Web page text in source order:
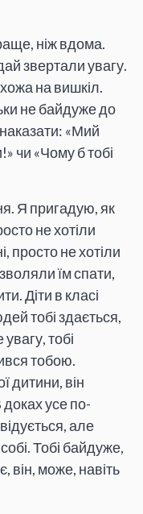
ніж вдома.
звертали увагу.
на вишкіл.
не байдуже до
«Мий
чи «Чому б тобі
Я пригадую, як
не хотіли
просто не хотіли
їм спати,
Діти в класі
тобі здається,
тобі
тобою.
дитини, він
усе по-
але
Тобі байдуже,
він, може, навіть